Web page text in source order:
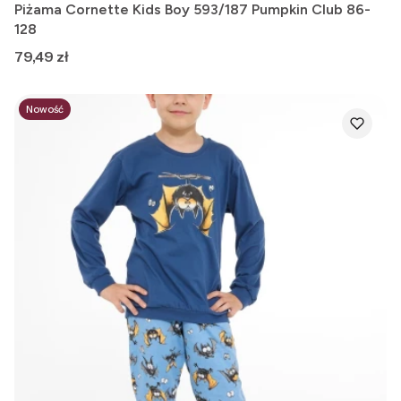
Piżama Cornette Kids Boy 593/187 Pumpkin Club 86-
128
Cena
79,49 zł
Nowość